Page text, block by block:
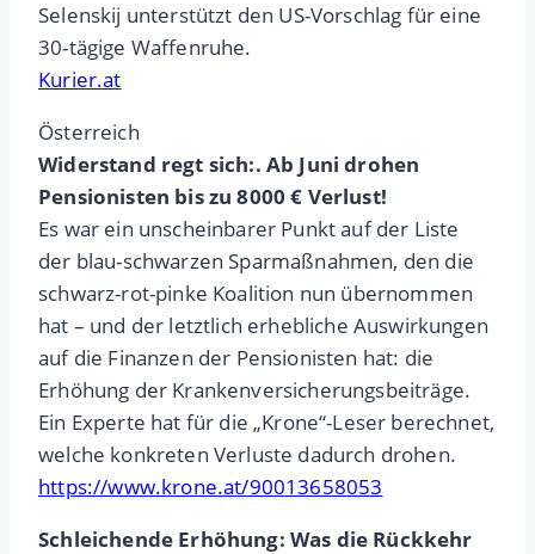
Selenskij unterstützt den US-Vorschlag für eine
30-tägige Waffenruhe.
Kurier.at
Österreich
Widerstand regt sich:. Ab Juni drohen
Pensionisten bis zu 8000 € Verlust!
Es war ein unscheinbarer Punkt auf der Liste
der blau-schwarzen Sparmaßnahmen, den die
schwarz-rot-pinke Koalition nun übernommen
hat – und der letztlich erhebliche Auswirkungen
auf die Finanzen der Pensionisten hat: die
Erhöhung der Krankenversicherungsbeiträge.
Ein Experte hat für die „Krone“-Leser berechnet,
welche konkreten Verluste dadurch drohen.
https://www.krone.at/90013658053
Schleichende Erhöhung: Was die Rückkehr